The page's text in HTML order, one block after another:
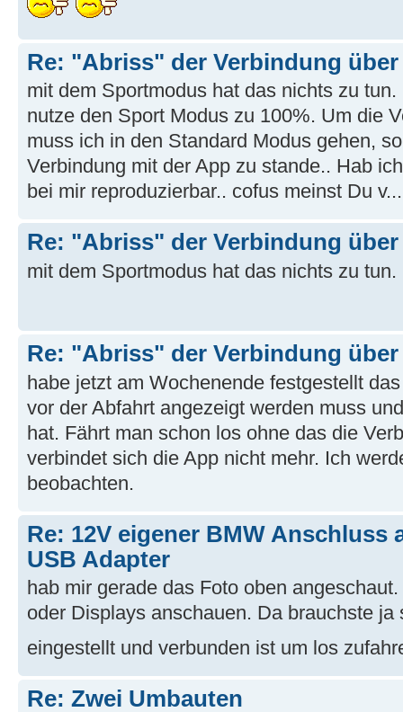
Re: "Abriss" der Verbindung
mit dem Sportmodus hat das nichts zu
nutze den Sport Modus zu 100%. Um die
muss ich in den Standard Modus gehen,
Verbindung mit der App zu stande.. Hab
bei mir reproduzierbar.. cofus meinst Du v...
Re: "Abriss" der Verbindung
mit dem Sportmodus hat das nichts zu
Re: "Abriss" der Verbindung
habe jetzt am Wochenende festgestellt
vor der Abfahrt angezeigt werden muss
hat. Fährt man schon los ohne das die
verbindet sich die App nicht mehr. Ich
beobachten.
Re: 12V eigener BMW Anschluss
USB Adapter
hab mir gerade das Foto oben
oder Displays anschauen. Da brauchste
eingestellt und verbunden ist um los
Re: Zwei Umbauten